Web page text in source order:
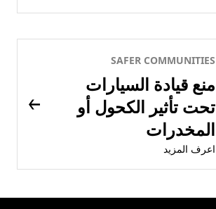
SAFER COMMUNITIES
منع قيادة السيارات
تحت تأثير الكحول أو
المخدرات
اعرف المزيد